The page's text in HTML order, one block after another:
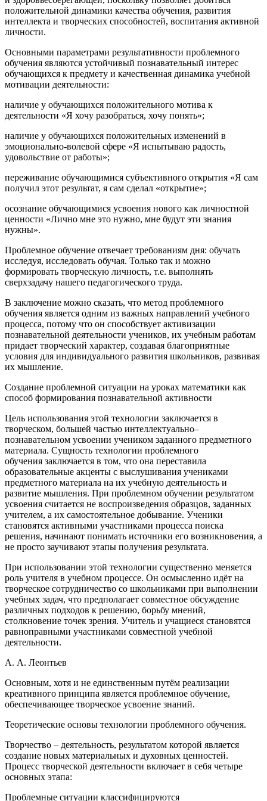
положительной динамики качества обучения, развития
интеллекта и творческих способностей, воспитания активной
личности.
Основными параметрами результативности проблемного
обучения являются устойчивый познавательный интерес
обучающихся к предмету и качественная динамика учебной
мотивации деятельности:
наличие у обучающихся положительного мотива к
деятельности «Я хочу разобраться, хочу понять»;
наличие у обучающихся положительных изменений в
эмоционально-волевой сфере «Я испытываю радость,
удовольствие от работы»;
переживание обучающимися субъективного открытия «Я сам
получил этот результат, я сам сделал «открытие»;
осознание обучающимися усвоения нового как личностной
ценности «Лично мне это нужно, мне будут эти знания
нужны».
Проблемное обучение отвечает требованиям дня: обучать
исследуя, исследовать обучая. Только так и можно
формировать творческую личность, т.е. выполнять
сверхзадачу нашего педагогического труда.
В заключение можно сказать, что метод проблемного
обучения является одним из важных направлений учебного
процесса, потому что он способствует активизации
познавательной деятельности учеников, их учебным работам
придает творческий характер, создавая благоприятные
условия для индивидуального развития школьников, развивая
их мышление.
Создание проблемной ситуации на уроках математики как
способ формирования познавательной активности
Цель использования этой технологии заключается в
творческом, большей частью интеллектуально–
познавательном усвоении учеником заданного предметного
материала. Сущность технологии проблемного
обучения заключается в том, что она переставила
образовательные акценты с выслушивания учениками
предметного материала на их учебную деятельность и
развитие мышления. При проблемном обучении результатом
усвоения считается не воспроизведения образцов, заданных
учителем, а их самостоятельное добывание. Ученики
становятся активными участниками процесса поиска
решения, начинают понимать источники его возникновения, а
не просто заучивают этапы получения результата.
При использовании этой технологии существенно меняется
роль учителя в учебном процессе. Он осмысленно идёт на
творческое сотрудничество со школьниками при выполнении
учебных задач, что предполагает совместное обсуждение
различных подходов к решению, борьбу мнений,
столкновение точек зрения. Учитель и учащиеся становятся
равноправными участниками совместной учебной
деятельности.
А. А. Леонтьев
Основным, хотя и не единственным путём реализации
креативного принципа является проблемное обучение,
обеспечивающее творческое усвоение знаний.
Теоретические основы технологии проблемного обучения.
Творчество – деятельность, результатом которой является
создание новых материальных и духовных ценностей.
Процесс творческой деятельности включает в себя четыре
основных этапа:
Проблемные ситуации классифицируются